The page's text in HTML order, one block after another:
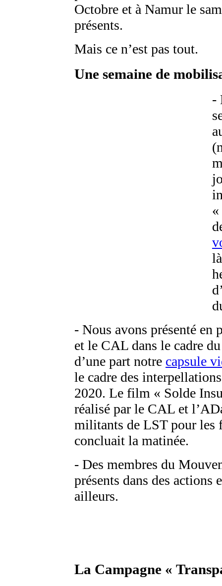
Octobre et à Namur le
présents.
Mais ce n’est pas tout.
Une semaine de
-
- Nous avons présenté
et le CAL dans le cadre
d’une part notre capsule
le cadre des
2020. Le film « Solde
réalisé par le CAL et
militants de LST pour les
concluait la matinée.
- Des membres du
présents dans des actions
ailleurs.
La Campagne «